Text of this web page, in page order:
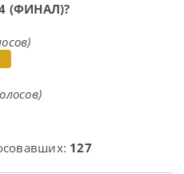
(ФИНАЛ)?
127